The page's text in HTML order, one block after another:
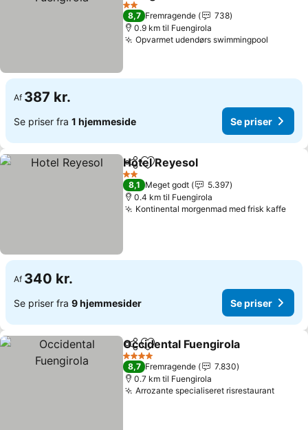
2 Stjerner
8,7 Fremragende
738
0.9 km til Fuengirola
Opvarmet udendørs swimmingpool
Af 387 kr.
Se priser fra 1 hjemmeside Se priser
Del Føj til favoritter
Hotel Reyesol
2 Stjerner
8,1 Meget godt
5.397
0.4 km til Fuengirola
Kontinental morgenmad med frisk kaffe
Af 340 kr.
Se priser fra 9 hjemmesider Se priser
Del Føj til favoritter
Occidental Fuengirola
4 Stjerner
8,7 Fremragende
7.830
0.7 km til Fuengirola
Arrozante specialiseret risrestaurant